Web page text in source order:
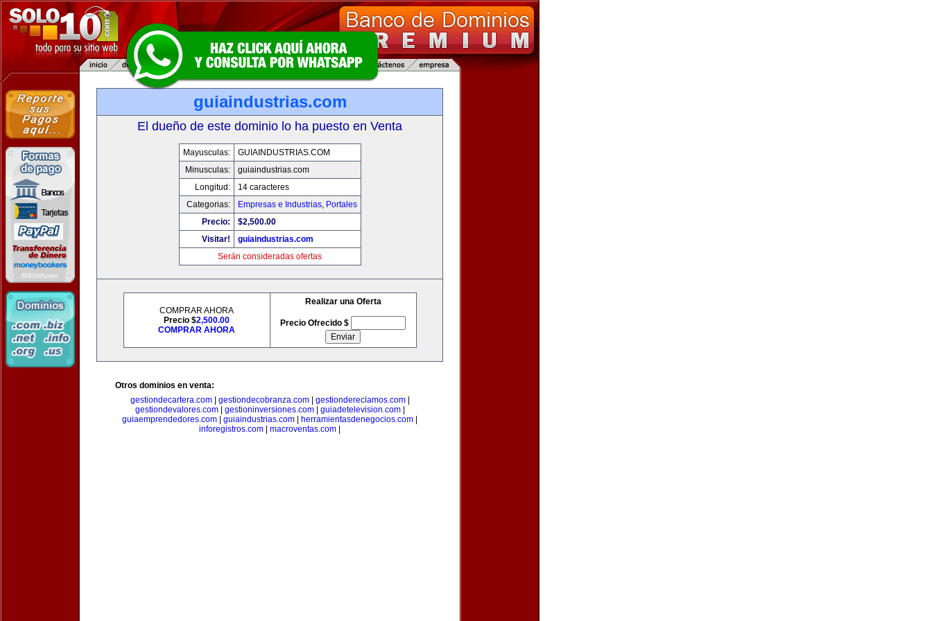
guiaindustrias.com
El dueño de este dominio lo ha puesto en Venta
Mayusculas:
GUIAINDUSTRIAS.COM
Minusculas:
guiaindustrias.com
Longitud:
14 caracteres
Categorias:
Empresas e Industrias, Portales
Precio:
$2,500.00
Visitar!
guiaindustrias.com
Serán consideradas ofertas
COMPRAR AHORA
Precio $2,500.00
COMPRAR AHORA
Realizar una Oferta
Precio Ofrecido $
Otros dominios en venta:
gestiondecartera.com| gestiondecobranza.com| gestiondereclamos.com|
gestiondevalores.com| gestioninversiones.com| guiadetelevision.com|
guiaemprendedores.com
guiaindustrias.com herramientasdenegocios.com
inforegistros.com
macroventas.com